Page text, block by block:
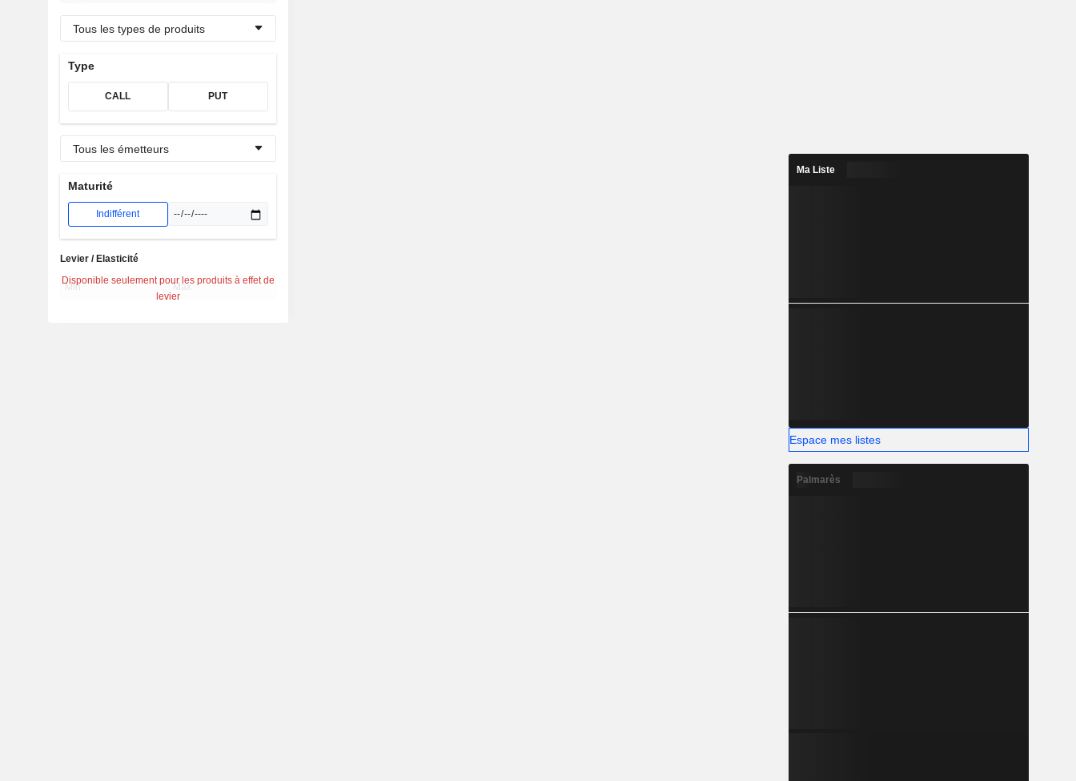
Tous les types de produits
Type
CALL PUT
Tous les émetteurs
Maturité
Indifférent
Disponible seulement pour les produits à effet de
levier
Levier / Elasticité
Ma Liste
Espace mes listes
Palmarès